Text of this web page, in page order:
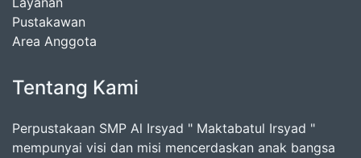
Pustakawan
Area Anggota
Tentang Kami
Perpustakaan SMP Al Irsyad " Maktabatul Irsyad "
mempunyai visi dan misi mencerdaskan anak bangsa